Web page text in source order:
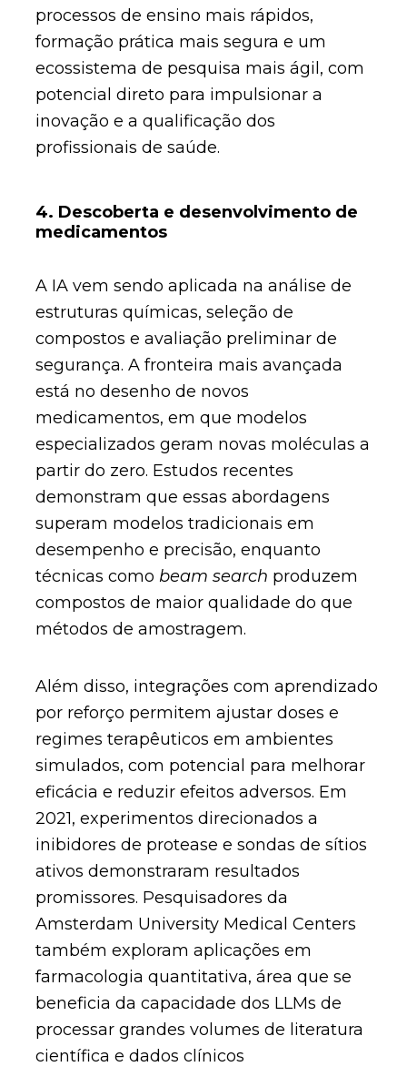
processos de ensino mais rápidos,
formação prática mais segura e um
ecossistema de pesquisa mais ágil, com
potencial direto para impulsionar a
inovação e a qualificação dos
profissionais de saúde.
4. Descoberta e desenvolvimento de
medicamentos
A IA vem sendo aplicada na análise de
estruturas químicas, seleção de
compostos e avaliação preliminar de
segurança. A fronteira mais avançada
está no desenho de novos
medicamentos, em que modelos
especializados geram novas moléculas a
partir do zero. Estudos recentes
demonstram que essas abordagens
superam modelos tradicionais em
desempenho e precisão, enquanto
técnicas como beam search produzem
compostos de maior qualidade do que
métodos de amostragem.
Além disso, integrações com aprendizado
por reforço permitem ajustar doses e
regimes terapêuticos em ambientes
simulados, com potencial para melhorar
eficácia e reduzir efeitos adversos. Em
2021, experimentos direcionados a
inibidores de protease e sondas de sítios
ativos demonstraram resultados
promissores. Pesquisadores da
Amsterdam University Medical Centers
também exploram aplicações em
farmacologia quantitativa, área que se
beneficia da capacidade dos LLMs de
processar grandes volumes de literatura
científica e dados clínicos